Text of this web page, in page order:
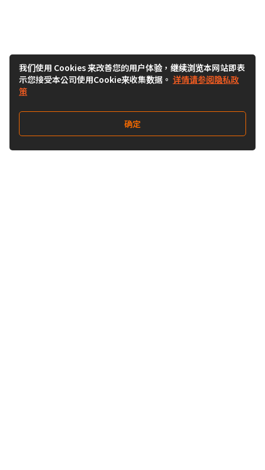
我们使用 Cookies 来改善您的用户体验，继续浏览本网站即表
示您接受本公司使用Cookie来收集数据。 详情请参阅隐私政
策
确定